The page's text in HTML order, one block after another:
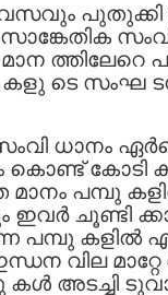
പുതുക്കി
ത്തിലേറെ
കളു ടെ സംഘ
ധാനം
കോടി
മാനം പമ്പു
ചൂണ്ടി
പമ്പു കളില്‍
വില
അടച്ചി